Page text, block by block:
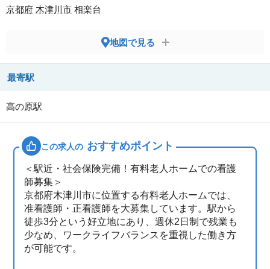
京都府 木津川市 相楽台
地図で見る
最寄駅
高の原駅
この求人の おすすめポイント
＜駅近・社会保険完備！有料老人ホームでの看護
師募集＞
京都府木津川市に位置する有料老人ホームでは、
准看護師・正看護師を大募集しています。駅から
徒歩3分という好立地にあり、週休2日制で残業も
少なめ、ワークライフバランスを重視した働き方
が可能です。